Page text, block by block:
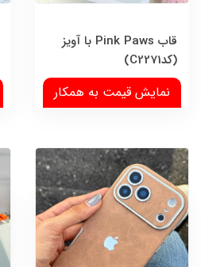
قاب Pink Paws با آویز
(کدC2271)
نمایش قیمت به همکار